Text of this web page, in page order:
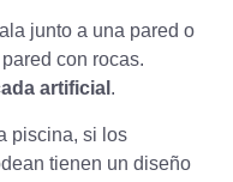
junto a una pared o
con rocas.
artificial .
piscina, si los
tienen un diseño